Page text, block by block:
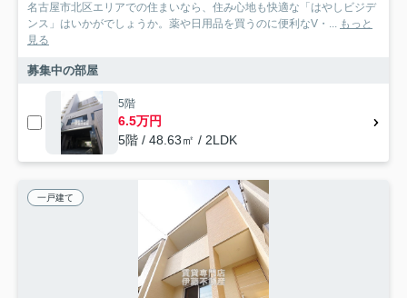
名古屋市北区エリアでの住まいなら、住み心地も快適な「はやしビジデ
ンス」はいかがでしょうか。薬や日用品を買うのに便利なV・... もっと
見る
募集中の部屋
5階
6.5万円
5階 / 48.63㎡ / 2LDK
一戸建て